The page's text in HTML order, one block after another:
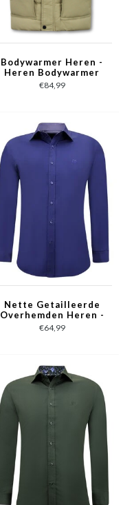
Bodywarmer Heren -
Heren Bodywarmer
met Capuchon - 901-
Beige
€84,99
Nette Getailleerde
Overhemden Heren -
Slim Fit Blouse
Stretch - Blauw
€64,99